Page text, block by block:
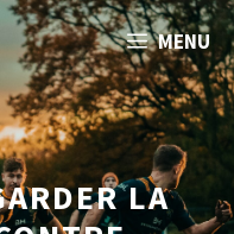
MENU
LA